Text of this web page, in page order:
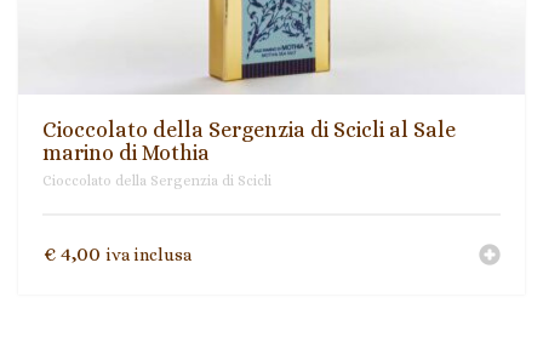
Cioccolato della Sergenzia di Scicli al Sale
marino di Mothia
Cioccolato della Sergenzia di Scicli
€ 4,00 iva inclusa